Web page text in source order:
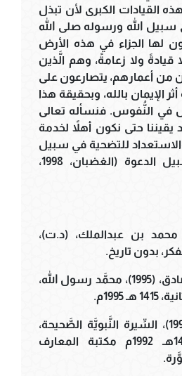
القيادات الكبرى لأن تبذل
سبيل الله ورسوله صلى الله
لها الجزاء في هذه الأرض
قيادةً ولا زعامةً، وهم الَّذين
من أعمارهم، يتصارعون على
أثر الإيمان بالله، وبحقيقة هذا
في النُّفوس. فنسأله تعالى
يقيننا حتى نكون أهلاً لخدمة
للتضحية في سبيل
الله تعالى وفي سبيل الدعوة (الغضبان، 1998،
محمد بن عبدالملك، (د.ت)،
بدون تاريخ.
2. عرجون، محمد الصادق، (1995)، محمَّد رسول الله،
1995م.
3. العمري، أكرم، (1992)، السِّيرة النَّبويَّة الصَّحيحة،
الطَّبعة الأولى 1412هـ 1992م مكتبة المعارف